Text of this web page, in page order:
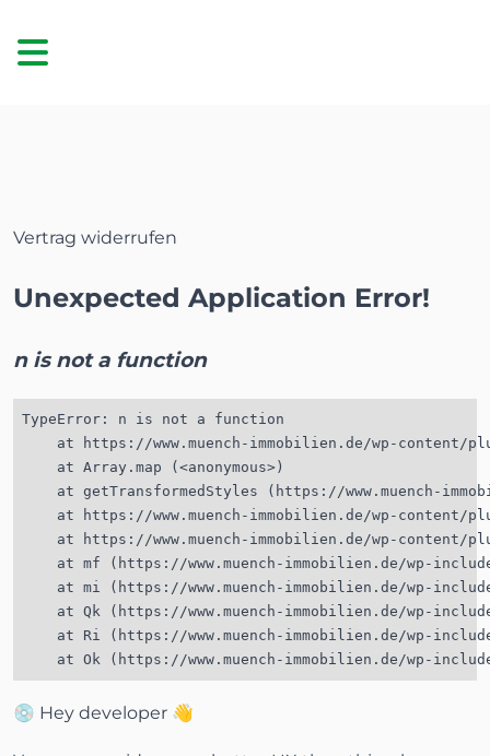
Vertrag widerrufen